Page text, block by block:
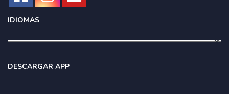
IDIOMAS
DESCARGAR APP